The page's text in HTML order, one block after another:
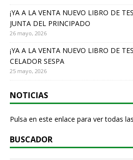
¡YA A LA VENTA NUEVO LIBRO DE
JUNTA DEL PRINCIPADO
26 mayo, 2026
¡YA A LA VENTA NUEVO LIBRO DE
CELADOR SESPA
25 mayo, 2026
NOTICIAS
Pulsa en este enlace para ver todas
BUSCADOR